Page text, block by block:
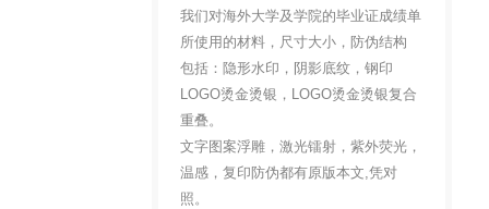
我们对海外大学及学院的毕业证成绩单
所使用的材料，尺寸大小，防伪结构
包括：隐形水印，阴影底纹，钢印
LOGO烫金烫银，LOGO烫金烫银复合
重叠。
文字图案浮雕，激光镭射，紫外荧光，
温感，复印防伪都有原版本文,凭对
照。